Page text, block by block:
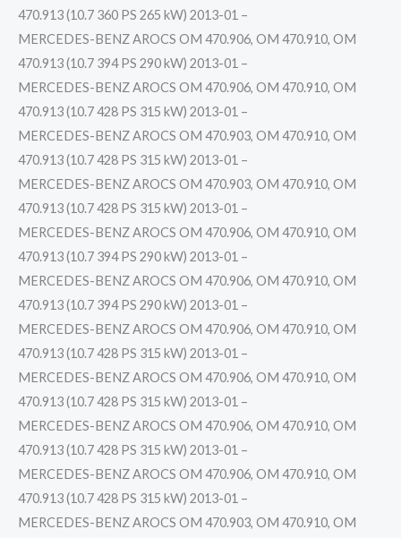
470.913 (10.7 360 PS 265 kW) 2013-01 –
MERCEDES-BENZ AROCS OM 470.906, OM 470.910, OM
470.913 (10.7 394 PS 290 kW) 2013-01 –
MERCEDES-BENZ AROCS OM 470.906, OM 470.910, OM
470.913 (10.7 428 PS 315 kW) 2013-01 –
MERCEDES-BENZ AROCS OM 470.903, OM 470.910, OM
470.913 (10.7 428 PS 315 kW) 2013-01 –
MERCEDES-BENZ AROCS OM 470.903, OM 470.910, OM
470.913 (10.7 428 PS 315 kW) 2013-01 –
MERCEDES-BENZ AROCS OM 470.906, OM 470.910, OM
470.913 (10.7 394 PS 290 kW) 2013-01 –
MERCEDES-BENZ AROCS OM 470.906, OM 470.910, OM
470.913 (10.7 394 PS 290 kW) 2013-01 –
MERCEDES-BENZ AROCS OM 470.906, OM 470.910, OM
470.913 (10.7 428 PS 315 kW) 2013-01 –
MERCEDES-BENZ AROCS OM 470.906, OM 470.910, OM
470.913 (10.7 428 PS 315 kW) 2013-01 –
MERCEDES-BENZ AROCS OM 470.906, OM 470.910, OM
470.913 (10.7 428 PS 315 kW) 2013-01 –
MERCEDES-BENZ AROCS OM 470.906, OM 470.910, OM
470.913 (10.7 428 PS 315 kW) 2013-01 –
MERCEDES-BENZ AROCS OM 470.903, OM 470.910, OM